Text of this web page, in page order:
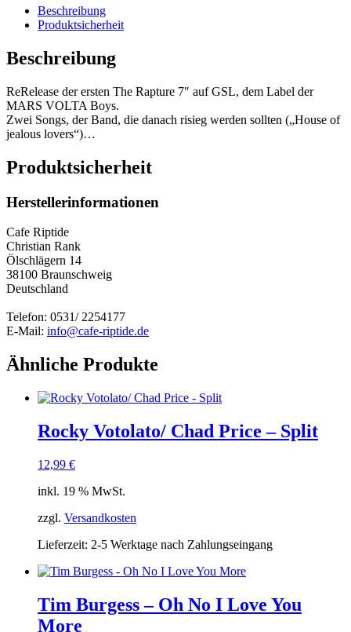
Beschreibung
Produktsicherheit
Beschreibung
ReRelease der ersten The Rapture 7″ auf GSL, dem Label der
MARS VOLTA Boys.
Zwei Songs, der Band, die danach risieg werden sollten („House of
jealous lovers“)…
Produktsicherheit
Herstellerinformationen
Cafe Riptide
Christian Rank
Ölschlägern 14
38100 Braunschweig
Deutschland
Telefon: 0531/ 2254177
E-Mail: info@cafe-riptide.de
Ähnliche Produkte
Rocky Votolato/ Chad Price – Split
12,99 €
inkl. 19 % MwSt.
zzgl. Versandkosten
Lieferzeit: 2-5 Werktage nach Zahlungseingang
Tim Burgess – Oh No I Love You
More